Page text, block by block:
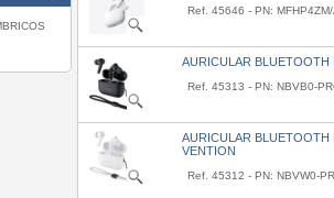
Ref. 45646 - PN:
AURICULAR
Ref. 45313 - PN: NBVB0-
AURICULAR BLUETOOTH
VENTION
Ref. 45312 - PN: NBVW0-